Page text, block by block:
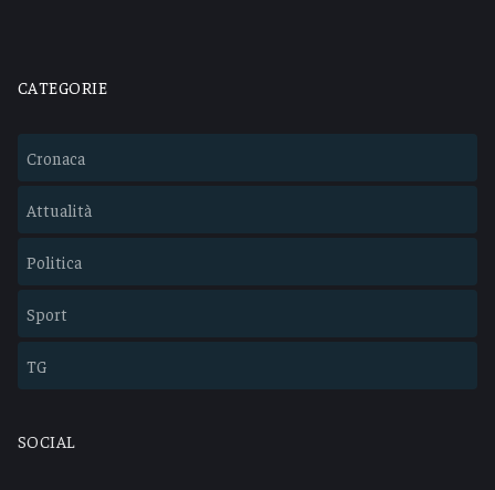
CATEGORIE
Cronaca
Attualità
Politica
Sport
TG
SOCIAL